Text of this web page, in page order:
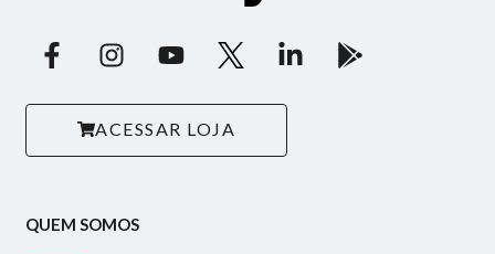
ACESSAR LOJA
QUEM SOMOS